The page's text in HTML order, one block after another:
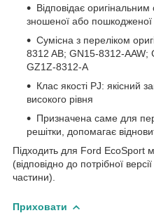
Відповідає
зношеної або пошкодженої
Сумісна з переліком
8312 AB; GN15-8312-AAW;
GZ1Z-8312-A
Клас якості PJ: якісний
високого рівня
Призначена саме для
решітки, допомагає
Підходить для Ford EcoSport
(відповідно до потрібної
частини).
Приховати